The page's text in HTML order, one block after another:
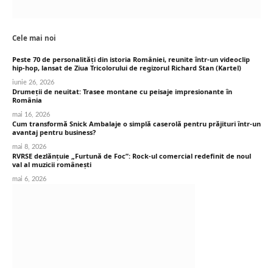
Cele mai noi
Peste 70 de personalități din istoria României, reunite într-un videoclip
hip-hop, lansat de Ziua Tricolorului de regizorul Richard Stan (Kartel)
iunie 26, 2026
Drumeții de neuitat: Trasee montane cu peisaje impresionante în
România
mai 16, 2026
Cum transformă Snick Ambalaje o simplă caserolă pentru prăjituri într-un
avantaj pentru business?
mai 8, 2026
RVRSE dezlănțuie „Furtună de Foc”: Rock-ul comercial redefinit de noul
val al muzicii românești
mai 6, 2026